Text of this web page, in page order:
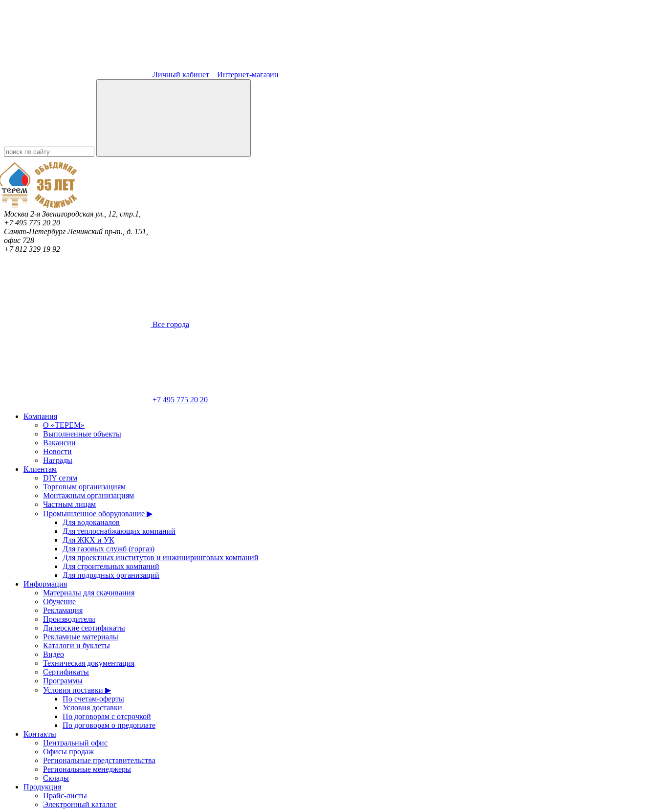
Личный кабинет Интернет-магазин
Москва 2-я Звенигородская ул., 12, стр.1,
+7 495 775 20 20
Санкт-ПетербургЛенинский пр-т., д. 151,
офис 728
+7 812 329 19 92
Все города
+7 495 775 20 20
Компания
О «ТЕРЕМ»
Выполненные объекты
Вакансии
Новости
Награды
Клиентам
DIY сетям
Торговым организациям
Монтажным организациям
Частным лицам
Промышленное оборудование ▶
Для водоканалов
Для теплоснабжающих компаний
Для ЖКХ и УК
Для газовых служб (горгаз)
Для проектных институтов и инжиниринговых компаний
Для строительных компаний
Для подрядных организаций
Информация
Материалы для скачивания
Обучение
Рекламация
Производители
Дилерские сертификаты
Рекламные материалы
Каталоги и буклеты
Видео
Техническая документация
Сертификаты
Программы
Условия поставки ▶
По счетам-оферты
Условия доставки
По договорам с отсрочкой
По договорам о предоплате
Контакты
Центральный офис
Офисы продаж
Региональные представительства
Региональные менеджеры
Склады
Продукция
Прайс-листы
Электронный каталог